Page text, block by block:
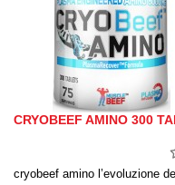
CRYOBEEF AMINO 300
cryobeef amino l’evoluzione